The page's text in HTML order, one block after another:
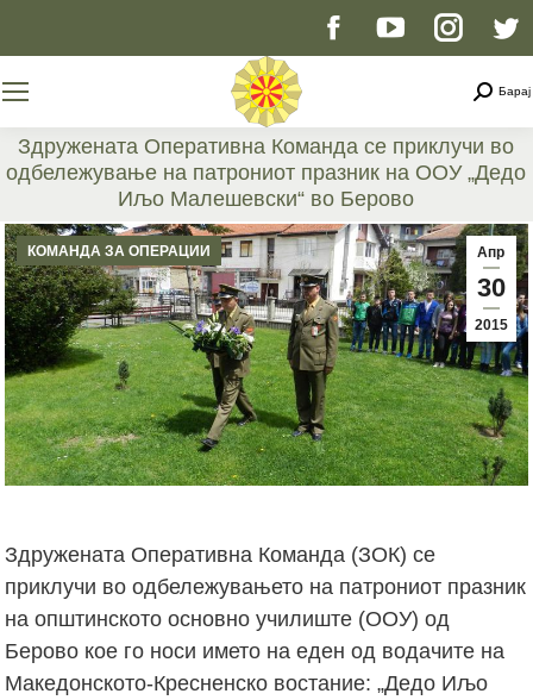
Facebook
opens
in
new
window
YouTube
opens
in
new
window
page
opens
new
window
Барај
Здружената Оперативна Команда се приклучи во
одбележување на патрониот празник на ООУ „Дедо
Иљо Малешевски“ во Берово
You are here:
Апр
30
2015
КОМАНДА ЗА ОПЕРАЦИИ
Здружената Оперативна Команда (ЗОК) се
приклучи во одбележувањето на патрониот празник
на општинското основно училиште (ООУ) од
Берово кое го носи името на еден од водачите на
Македонското-Кресненско востание: „Дедо Иљо